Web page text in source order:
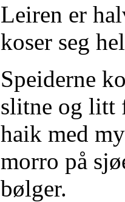
Leiren er
koser seg
Speiderne
slitne og litt
haik med
morro på
bølger.